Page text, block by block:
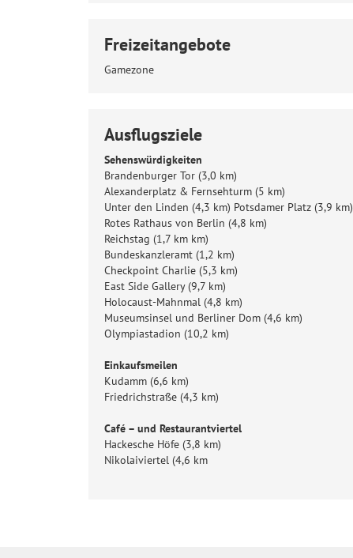
Freizeitangebote
Gamezone
Ausflugsziele
Sehenswürdigkeiten
Brandenburger Tor (3,0 km)
Alexanderplatz & Fernsehturm (5 km)
Unter den Linden (4,3 km) Potsdamer Platz (3,9 km)
Rotes Rathaus von Berlin (4,8 km)
Reichstag (1,7 km km)
Bundeskanzleramt (1,2 km)
Checkpoint Charlie (5,3 km)
East Side Gallery (9,7 km)
Holocaust-Mahnmal (4,8 km)
Museumsinsel und Berliner Dom (4,6 km)
Olympiastadion (10,2 km)
Einkaufsmeilen
Kudamm (6,6 km)
Friedrichstraße (4,3 km)
Café – und Restaurantviertel
Hackesche Höfe (3,8 km)
Nikolaiviertel (4,6 km